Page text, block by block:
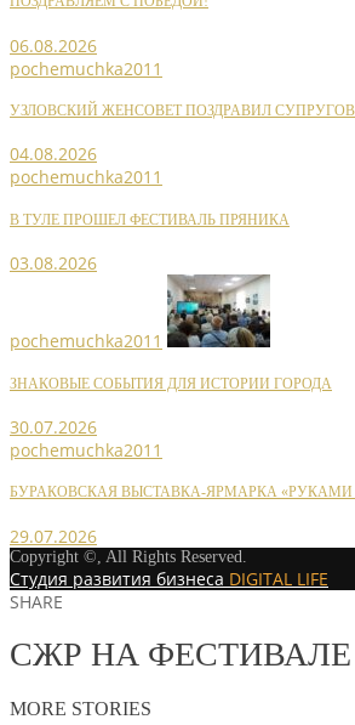
06.08.2026
pochemuchka2011
УЗЛОВСКИЙ ЖЕНСОВЕТ ПОЗДРАВИЛ
04.08.2026
pochemuchka2011
В ТУЛЕ ПРОШЕЛ ФЕСТИВАЛЬ ПРЯНИКА
03.08.2026
pochemuchka2011
ЗНАКОВЫЕ СОБЫТИЯ ДЛЯ ИСТОРИИ ГОРОДА
30.07.2026
pochemuchka2011
БУРАКОВСКАЯ ВЫСТАВКА-ЯРМАРКА «РУКАМИ
29.07.2026
Copyright ©, All Rights Reserved.
Студия развития бизнеса DIGITAL LIFE
SHARE
СЖР НА ФЕСТИВАЛЕ
MORE STORIES